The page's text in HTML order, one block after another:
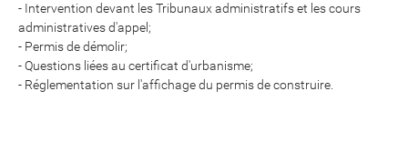
- Intervention devant les Tribunaux administratifs et les cours
administratives d'appel;
- Permis de démolir;
- Questions liées au certificat d'urbanisme;
- Réglementation sur l'affichage du permis de construire.